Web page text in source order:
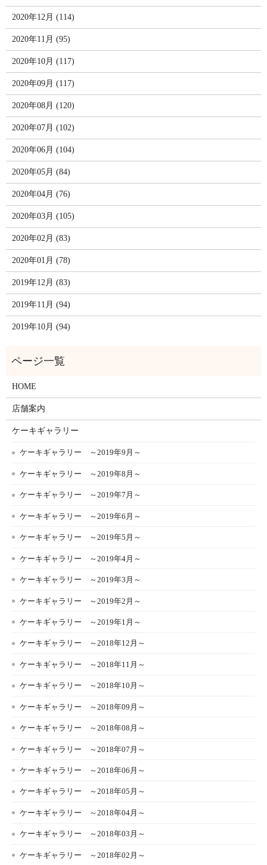
2020年12月 (114)
2020年11月 (95)
2020年10月 (117)
2020年09月 (117)
2020年08月 (120)
2020年07月 (102)
2020年06月 (104)
2020年05月 (84)
2020年04月 (76)
2020年03月 (105)
2020年02月 (83)
2020年01月 (78)
2019年12月 (83)
2019年11月 (94)
2019年10月 (94)
HOME
店舗案内
ケーキギャラリー
ケーキギャラリー ～2019年9月～
ケーキギャラリー ～2019年8月～
ケーキギャラリー ～2019年7月～
ケーキギャラリー ～2019年6月～
ケーキギャラリー ～2019年5月～
ケーキギャラリー ～2019年4月～
ケーキギャラリー ～2019年3月～
ケーキギャラリー ～2019年2月～
ケーキギャラリー ～2019年1月～
ケーキギャラリー ～2018年12月～
ケーキギャラリー ～2018年11月～
ケーキギャラリー ～2018年10月～
ケーキギャラリー ～2018年09月～
ケーキギャラリー ～2018年08月～
ケーキギャラリー ～2018年07月～
ケーキギャラリー ～2018年06月～
ケーキギャラリー ～2018年05月～
ケーキギャラリー ～2018年04月～
ケーキギャラリー ～2018年03月～
ケーキギャラリー ～2018年02月～